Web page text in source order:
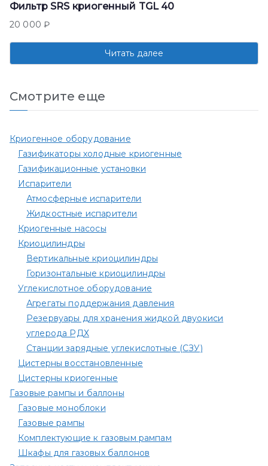
Фильтр SRS криогенный TGL 40
20 000₽
Читать далее
Смотрите еще
Криогенное оборудование
Газификаторы холодные криогенные
Газификационные установки
Испарители
Атмосферные испарители
Жидкостные испарители
Криогенные насосы
Криоцилиндры
Вертикальные криоцилиндры
Горизонтальные криоцилиндры
Углекислотное оборудование
Агрегаты поддержания давления
Резервуары для хранения жидкой двуокиси
углерода РДХ
Станции зарядные углекислотные (СЗУ)
Цистерны восстановленные
Цистерны криогенные
Газовые рампы и баллоны
Газовые моноблоки
Газовые рампы
Комплектующие к газовым рампам​
Шкафы для газовых баллонов